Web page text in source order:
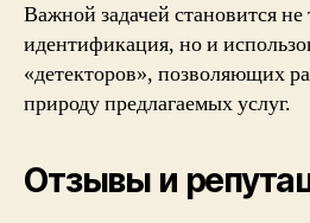
Важной задачей становится не
идентификация, но и
«детекторов», позволяющих
природу предлагаемых услуг.
Отзывы и